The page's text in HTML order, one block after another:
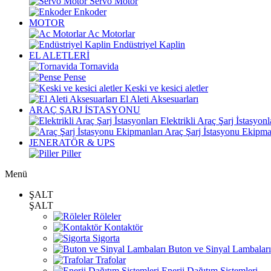
Enkoder
MOTOR
Ac Motorlar
Endüstriyel Kaplin
EL ALETLERİ
Tornavida
Pense
Keski ve kesici aletler
El Aleti Aksesuarları
ARAÇ ŞARJ İSTASYONU
Elektrikli Araç Şarj
Araç Şarj İstasyonu
JENERATÖR & UPS
Piller
Menü
ŞALT
ŞALT
Röleler
Kontaktör
Sigorta
Buton ve Sinyal Lambaları
Trafolar